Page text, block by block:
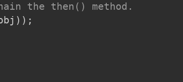
the then() method.